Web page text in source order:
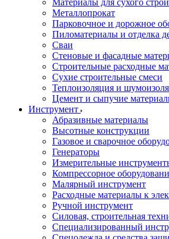
Материалы для сухого
Металлопрокат
Парковочное и дорожное
Пиломатериалы и отделка
Сваи
Стеновые и фасадные
Строительные расходные
Сухие строительные смеси
Теплоизоляция и
Цемент и сыпучие
Инструмент
Абразивные материалы
Высотные конструкции
Газовое и сварочное
Генераторы
Измерительные
Компрессорное
Малярный инструмент
Расходные материалы к
Ручной инструмент
Силовая, строительная
Специализированный